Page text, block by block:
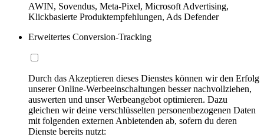
AWIN, Sovendus, Meta-Pixel, Microsoft Advertising,
Klickbasierte Produktempfehlungen, Ads Defender
Erweitertes Conversion-Tracking
Durch das Akzeptieren dieses Dienstes können wir den Erfolg
unserer Online-Werbeeinschaltungen besser nachvollziehen,
auswerten und unser Werbeangebot optimieren. Dazu
gleichen wir deine verschlüsselten personenbezogenen Daten
mit folgenden externen Anbietenden ab, sofern du deren
Dienste bereits nutzt: